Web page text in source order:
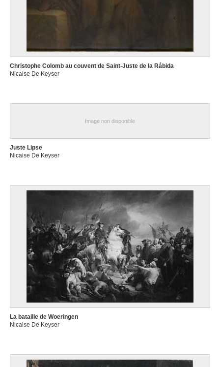
Christophe Colomb au couvent de Saint-Juste de la Rábida
Nicaise De Keyser
Image non disponible
Juste Lipse
Nicaise De Keyser
La bataille de Woeringen
Nicaise De Keyser